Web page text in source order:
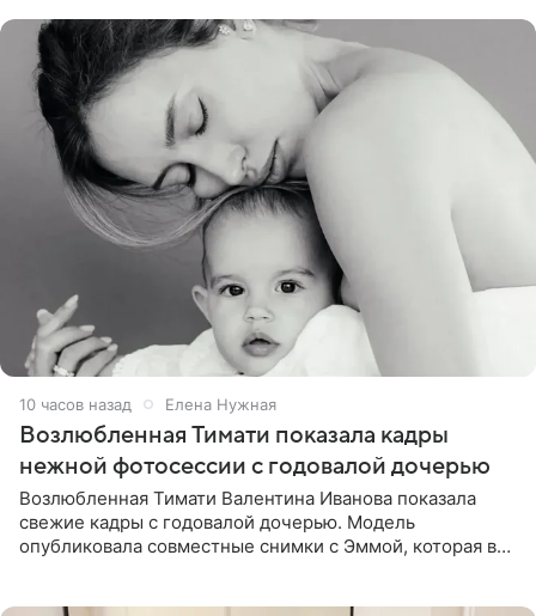
10 часов назад Елена Нужная
Возлюбленная Тимати показала кадры
нежной фотосессии с годовалой дочерью
Возлюбленная Тимати Валентина Иванова показала
свежие кадры с годовалой дочерью. Модель
опубликовала совместные снимки с Эммой, которая в